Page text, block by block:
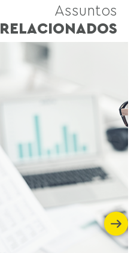
Assuntos
RELACIONADOS